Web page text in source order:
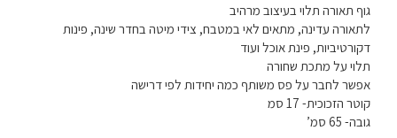
גוף תאורה תלוי בעיצוב מרהיב
לתאורה עדינה, מתאים לאי במטבח, צידי מיטה בחדר שינה, פינות
דקורטיביות, פינת אוכל ועוד
תלוי על מתכת שחורה
אפשר לחבר על פס משותף כמה יחידות לפי דרישה
קוטר הזכוכית- 17 סמ
גובה- 65 סמ’